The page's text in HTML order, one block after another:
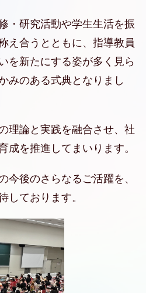
・研究活動や学生生活を振
え合うとともに、指導教員
を新たにする姿が多く見ら
みのある式典となりまし
理論と実践を融合させ、社
成を推進してまいります。
今後のさらなるご活躍を、
しております。